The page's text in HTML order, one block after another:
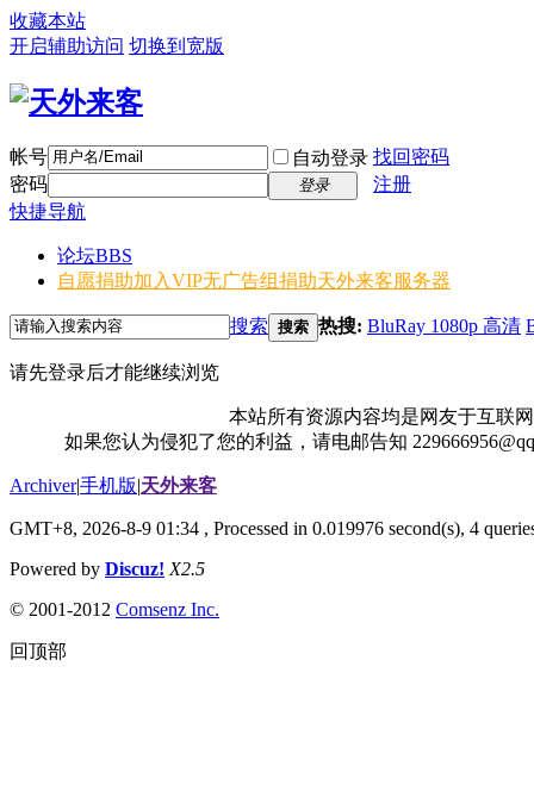
收藏本站
开启辅助访问 切换到宽版
帐号 自动登录 找回密码
密码
登录
注册
快捷导航
论坛BBS
自愿捐助加入VIP无广告组捐助天外来客服务器
搜索 搜索 热搜: BluRay 1080p 高清
请先登录后才能继续浏览
本站所有资源内容均是网友于互联
如果您认为侵犯了您的利益，请电邮告知
Archiver|手机版|天外来客
GMT+8, 2026-8-9 01:34 , Processed in 0.019976 second(s), 4
Powered by Discuz! X2.5
© 2001-2012 Comsenz Inc.
回顶部